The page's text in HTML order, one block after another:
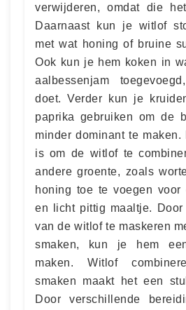
verwijderen, omdat die
Daarnaast kun je witlof
met wat honing of bruine
Ook kun je hem koken in
aalbessenjam
doet. Verder kun je
paprika gebruiken om de
minder dominant te
is om de witlof te
andere groente, zoals
honing toe te voegen
en licht pittig maaltje.
van de witlof te maskeren
smaken, kun je hem
maken. Witlof
smaken maakt het een
Door verschillende